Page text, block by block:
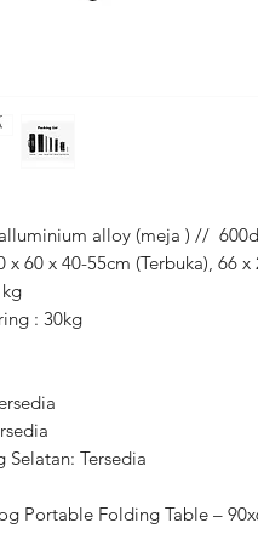
alloy (meja ) //
x 60 x 40-55cm (Terbuka), 66
: 30kg
Selatan: Tersedia
Portable Folding Table –